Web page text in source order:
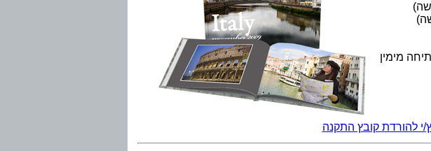
מימין
י להורדת קובץ התקנה